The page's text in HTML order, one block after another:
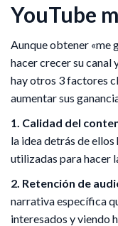
YouTube
Aunque obtener «me
hacer crecer su canal
hay otros 3 factores
aumentar sus
1. Calidad del
la idea detrás de
utilizadas para hacer
2. Retención de
narrativa específica
interesados y viendo